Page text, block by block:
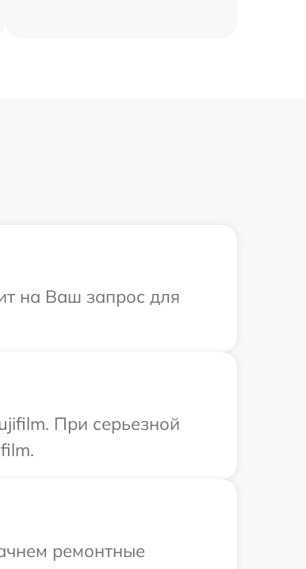
на Ваш запрос для
При серьезной
ремонтные